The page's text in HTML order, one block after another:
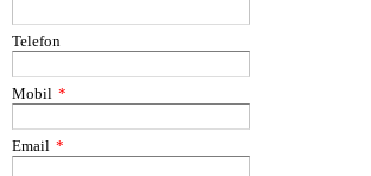
Telefon
Mobil *
Email *